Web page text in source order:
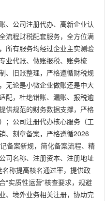
、公司注册代办、高新企业认
流程财税配套服务，全方位满
所有服务均经过企业主实测验
代账、做账报税、账务梳
、旧账整理，严格遵循财税规
无论是小微企业做账还是中大
配，杜绝错账、漏账、报税逾
供规范的财务数据支撑，严格
；公司注册代办核心服务（工
、刻章备案，严格遵循2026
备案新规，简化备案流程、精
司名称、注册资本、注册地址
称提高核名通过率，提供政
“实质性运营”核查要求，规避
、境外业务相关注册，协助完